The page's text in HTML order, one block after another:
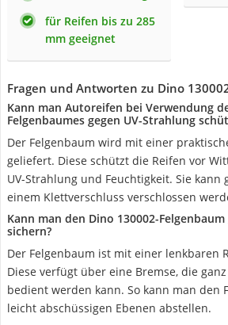
für Reifen bis zu 285
mm geeignet
Fragen und Antworten zu Dino
Kann man Autoreifen bei Verwendung
Felgenbaumes gegen UV-Strahlung
Der Felgenbaum wird mit einer
geliefert. Diese schützt die Reifen vor
UV-Strahlung und Feuchtigkeit. Sie kann
einem Klettverschluss verschlossen
Kann man den Dino 130002-
sichern?
Der Felgenbaum ist mit einer lenkbaren
Diese verfügt über eine Bremse, die
bedient werden kann. So kann man den
leicht abschüssigen Ebenen abstellen.